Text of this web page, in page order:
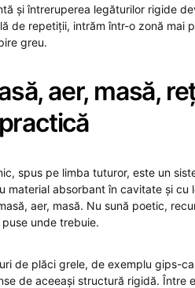
și întreruperea legăturilor rigide
de repetiții, intrăm într-o zonă mai
greu.
aer, masă,
spus pe limba tuturor, este un
material absorbant în cavitate și
aer, masă. Nu sună poetic,
unde trebuie.
de plăci grele, de exemplu gips-
de aceeași structură rigidă. Între